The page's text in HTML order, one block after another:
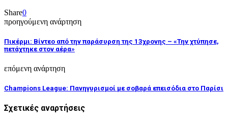
Share0
προηγούμενη ανάρτηση
Πικέρμι: Βίντεο από την παράσυρση της 13χρονης – «Την χτύπησε,
πετάχτηκε στον αέρα»
επόμενη ανάρτηση
Champions League: Πανηγυρισμοί με σοβαρά επεισόδια στο Παρίσι
Σχετικές αναρτήσεις